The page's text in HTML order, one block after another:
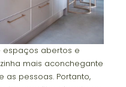
espaços abertos e
mais aconchegante
pessoas. Portanto,